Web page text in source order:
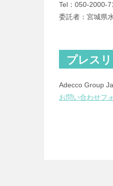
Tel：050-2000-
委託者：宮城県
プレス
Adecco Group
お問い合わせフ